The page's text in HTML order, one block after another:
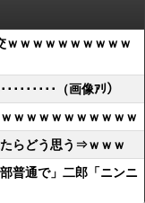
ｗｗｗｗｗｗｗｗｗｗ
･･･････（画像ｱﾘ）
ｗｗｗｗｗｗｗｗｗｗ
らどう思う⇒ｗｗｗ
普通で」二郎「ニンニ